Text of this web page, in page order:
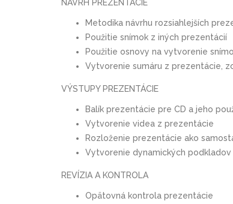
NÁVRH PREZENTÁCIE
Metodika návrhu rozsiahlejších
Použitie snímok z iných prezentácií
Použitie osnovy na vytvorenie
Vytvorenie sumáru z prezentácie,
VÝSTUPY PREZENTÁCIE
Balík prezentácie pre CD a jeho
Vytvorenie videa z prezentácie
Rozloženie prezentácie ako
Vytvorenie dynamických
REVÍZIA A KONTROLA
Opätovná kontrola prezentácie